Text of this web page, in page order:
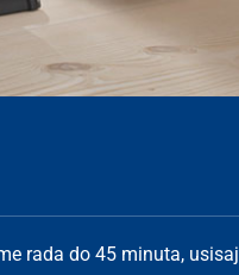
rada do 45 minuta,